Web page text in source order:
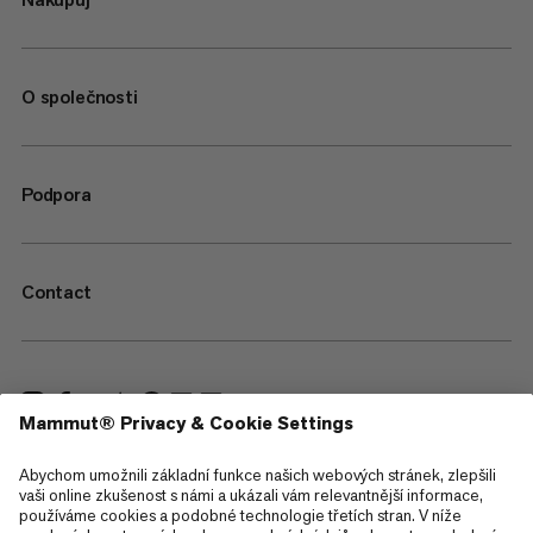
O společnosti
Podpora
Contact
—